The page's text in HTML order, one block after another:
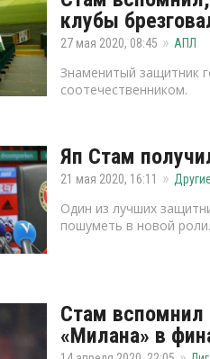
клубы
27 мая 2020, 08:45 АПЛ
Знаменитый защитник
соотечественником.
Яп Стам
21 мая 2020, 16:11 Другие
Один из лучших
пошуметь в новой роли.
Стам
«Милана» в